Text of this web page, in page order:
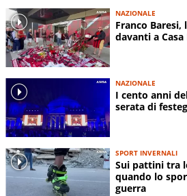
NAZIONALE
Franco
davanti a
NAZIONALE
I cento anni
serata di
SPORT INVERNALI
Sui pattini tra
quando lo
guerra